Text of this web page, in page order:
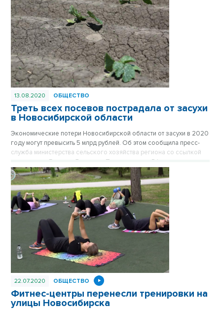
накануне принято новое постановление, которым предусмотрено
выделение субсидий на приобретение минеральных удобрений и
средств защиты растений – всего более 200 млн рублей.
13.08.2020 ОБЩЕСТВО
Треть всех посевов пострадала от засухи
в Новосибирской области
Экономические потери Новосибирской области от засухи в 2020
году могут превысить 5 млрд рублей. Об этом сообщила пресс-
служба министерства сельского хозяйства региона со ссылкой
на его главу Евгения Лещенко. Правительство РФ планирует
выделить дополнительные средства из Резервного фонда на
компенсации аграриям.
22.07.2020 ОБЩЕСТВО
Фитнес-центры перенесли тренировки на
улицы Новосибирска